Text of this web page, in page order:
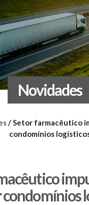
Novidades
/Setor farmacêutico
condomínios
condomínios